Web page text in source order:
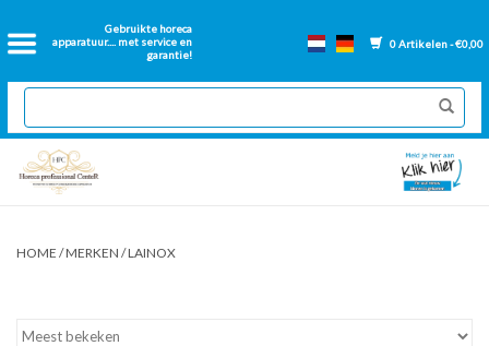
Gebruikte horeca
apparatuur.... met service en
garantie!
0 Artikelen - €0,00
Home
2dehands Horeca
Nieuwe apparatuur
Onderdelen bakwanden
HOME /MERKEN /LAINOX